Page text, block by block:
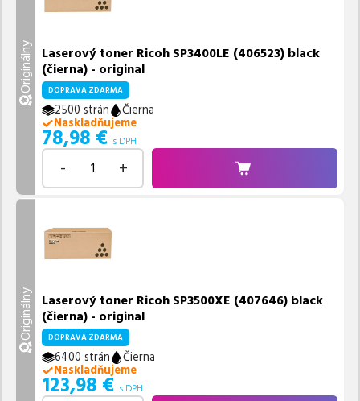
nás kedykoľvek obrátiť e-mailom alebo telefonicky. Sme tu, aby
sme vám pomohli vybrať to najlepšie riešenie.
Originálny Laserový toner Ricoh SP3400LE (406523) black
(čierna) - original
DOPRAVA ZDARMA
2500 strán
Čierna
Naskladňujeme
78,98 € s DPH
- +
Originálny Laserový toner Ricoh SP3500XE (407646) black
(čierna) - original
DOPRAVA ZDARMA
6400 strán
Čierna
Naskladňujeme
123,98 € s DPH